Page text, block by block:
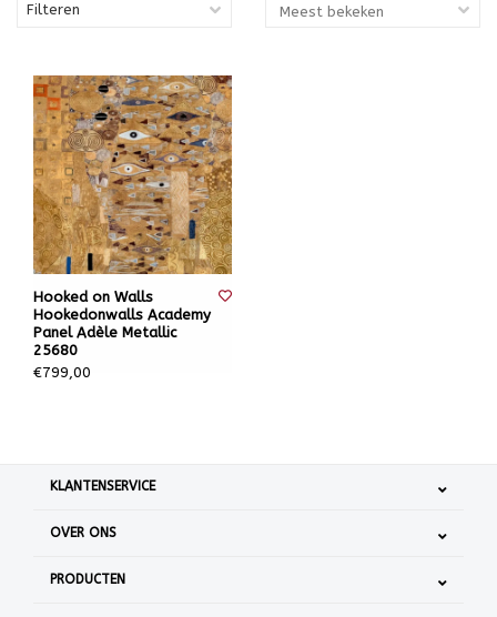
Filteren
Hooked on Walls
Hookedonwalls Academy
Panel Adèle Metallic
25680
€799,00
KLANTENSERVICE
OVER ONS
PRODUCTEN